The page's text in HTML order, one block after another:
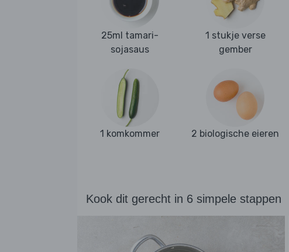
25ml tamari-
sojasaus
1 stukje verse
gember
1 komkommer 2 biologische eieren
Kook dit gerecht in 6 simpele stappen